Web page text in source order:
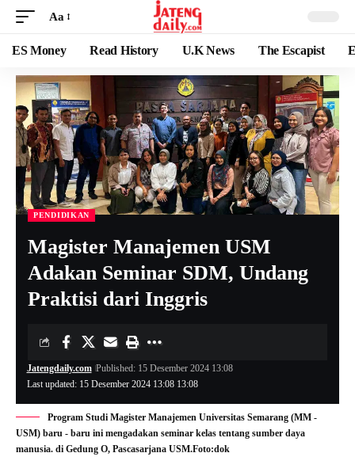
Aa
ES Money Read History U.K News The Escapist
PENDIDIKAN
Magister Manajemen USM
Adakan Seminar SDM, Undang
Praktisi dari Inggris
Last updated: 15 Desember 2024 13:08 13:08
Jatengdaily.com Published: 15 Desember 2024 13:08
Program Studi Magister Manajemen Universitas Semarang (MM -
USM) baru - baru ini mengadakan seminar kelas tentang sumber daya
manusia. di Gedung O, Pascasarjana USM.Foto:dok